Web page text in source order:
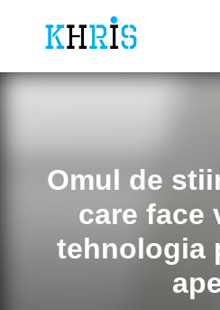
Omul de
care face
tehnologia